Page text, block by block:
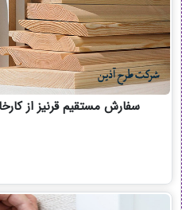
سفارش مستقیم قرنیز از